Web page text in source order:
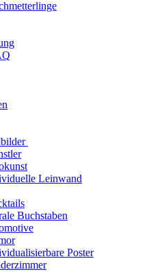
Leinwand
Buchstaben
Poster